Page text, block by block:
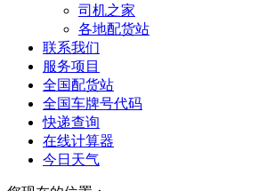
司机之家
各地配货站
联系我们
服务项目
全国配货站
全国车牌号代码
快递查询
在线计算器
今日天气